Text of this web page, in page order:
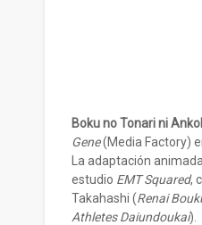
Boku no Tonari ni
Gene(Media Factory)
La adaptación
estudio EMT Squared,
Takahashi (Renai
Athletes Daiundoukai).